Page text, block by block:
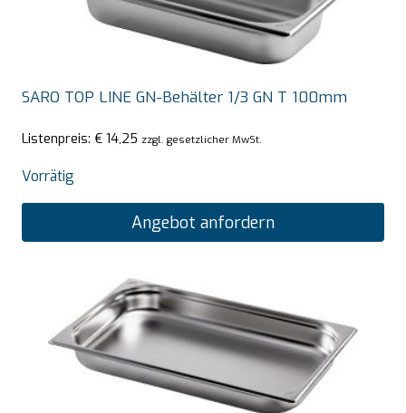
SARO TOP LINE GN-Behälter 1/3 GN T 100mm
Listenpreis: € 14,25 zzgl. gesetzlicher MwSt.
Vorrätig
Angebot anfordern